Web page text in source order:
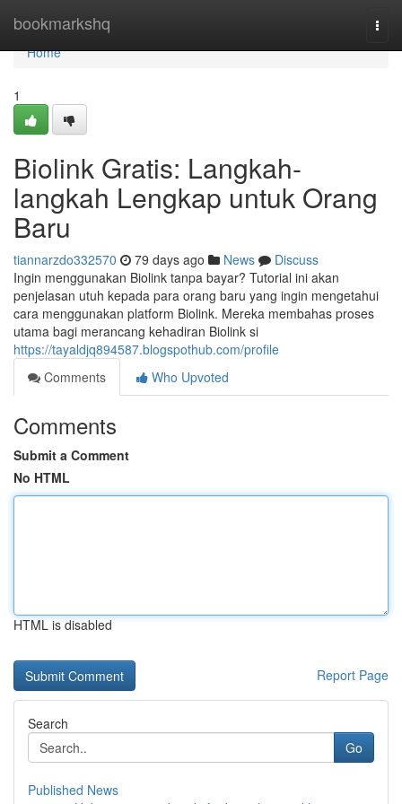
bookmarkshq
Home
Home
1
Biolink Gratis: Langkah-
langkah Lengkap untuk Orang
Baru
tiannarzdo332570 79 days ago News
Discuss
Ingin menggunakan Biolink tanpa bayar? Tutorial ini akan
penjelasan utuh kepada para orang baru yang ingin mengetahui
cara menggunakan platform Biolink. Mereka membahas proses
utama bagi merancang kehadiran Biolink si
https://tayaldjq894587.blogspothub.com/profile
Comments
Who Upvoted
Comments
Submit a Comment
No HTML
HTML is disabled
Report Page
Search
Go
Published News